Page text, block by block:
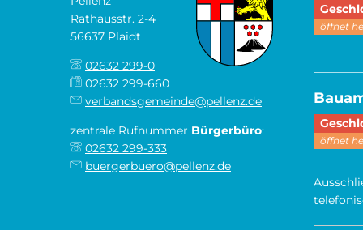
Rathausstr. 2-4
56637 Plaidt
02632 299-0
02632 299-660
verbandsgemeinde@pellenz.de
zentrale Rufnummer Bürgerbüro:
02632 299-333
buergerbuero@pellenz.de
öffnet
öffnet